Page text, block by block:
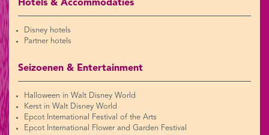
Hotels & Accommodaties
Disney hotels
Partner hotels
Seizoenen & Entertainment
Halloween in Walt Disney World
Kerst in Walt Disney World
Epcot International Festival of the Arts
Epcot International Flower and Garden Festival